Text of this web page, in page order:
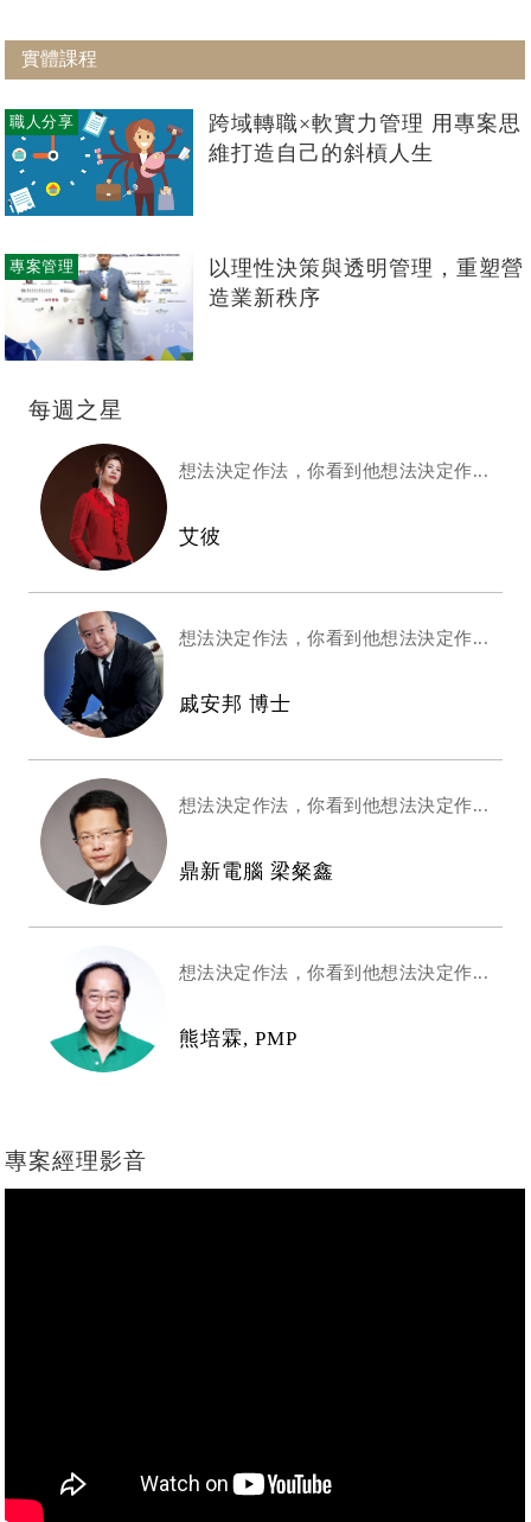
實體課程
職人分享
跨域轉職×軟實力管理 用專案思
維打造自己的斜槓人生
專案管理
以理性決策與透明管理，重塑營
造業新秩序
每週之星
想法決定作法，你看到他想法決定作...
艾彼
想法決定作法，你看到他想法決定作...
戚安邦 博士
想法決定作法，你看到他想法決定作...
鼎新電腦 梁粲鑫
想法決定作法，你看到他想法決定作...
熊培霖, PMP
專案經理影音